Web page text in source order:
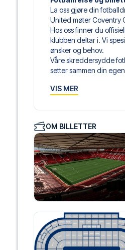
La oss gjøre din
United møter Coventry
Hos oss finner du
klubben deltar i. Vi
ønsker og behov.
Våre skreddersydde
setter sammen din
Når du velger
til lounge og/eller mat
Vi tilbyr et bredt utvalg
luksuriøse 5-stjerners
reisende. Vi tar hensyn
best. Foretrekker du et
Vi tilbyr fotballpakker til
Velger du en av våre
flydetaljer sammen
fotballopplevelsen.
Trygg booking og
Din sikkerhet og
personlig service både
hjelp til å bestille reisen.
VIS MER
OM BILLETTER